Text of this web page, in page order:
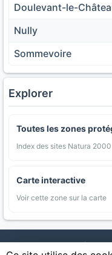
Doulevant-le-
Nully
Sommevoire
Explorer
Toutes les zones
Index des sites Natura 2000
Carte interactive
Voir cette zone sur la carte
AgriMap — Données